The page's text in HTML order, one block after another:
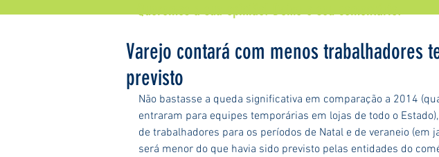
Queremos a sua opinião!Deixe o seu comentário.
Varejo contará com menos trabalhadores
previsto
Não bastasse a queda significativa em comparação a 2014
entraram para equipes temporárias em lojas de todo o
de trabalhadores para os períodos de Natal e de veraneio (em
será menor do que havia sido previsto pelas entidades do